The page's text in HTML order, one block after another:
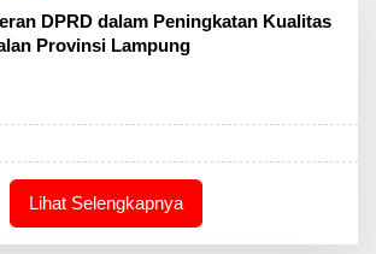
DPRD dalam Peningkatan Kualitas
Provinsi Lampung
Lihat Selengkapnya